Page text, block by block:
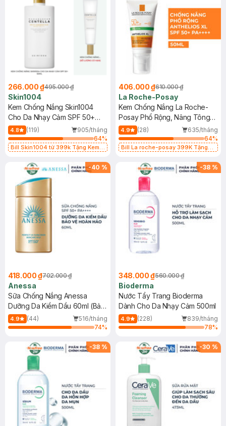
266.000 ₫495.000 ₫
Skin1004
Kem Chống Nắng Skin1004
Cho Da Nhạy Cảm SPF 50+
50ml
4.8 (119)
905/tháng
64%
Bill Skin1004 từ 399k Tặng Kem
SPF 50+ 20ml (SL Có Hạn)
406.000 ₫610.000 ₫
La Roche-Posay
Kem Chống Nắng La Roche-
Posay Phổ Rộng, Nâng Tông
Kiềm Dầu 50ml
4.9 (28)
635/tháng
64%
Bill La roche-posay 399K Tặng
(SL có hạn)
-40 %
418.000 ₫702.000 ₫
Anessa
Sữa Chống Nắng Anessa
Dưỡng Da Kiềm Dầu 60ml (Bản
Mới)
4.9 (44)
516/tháng
74%
-38 %
348.000 ₫560.000 ₫
Bioderma
Nước Tẩy Trang Bioderma
Dành Cho Da Nhạy Cảm 500ml
4.9 (228)
839/tháng
78%
-38 % -30 %